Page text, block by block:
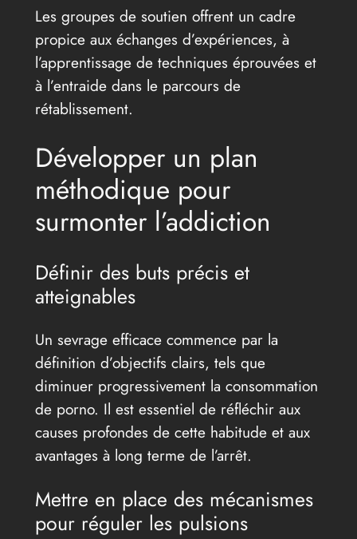
Les groupes de soutien offrent un cadre
propice aux échanges d’expériences, à
l’apprentissage de techniques éprouvées et
à l’entraide dans le parcours de
rétablissement.
Développer un plan
méthodique pour
surmonter l’addiction
Définir des buts précis et
atteignables
Un sevrage efficace commence par la
définition d’objectifs clairs, tels que
diminuer progressivement la consommation
de porno. Il est essentiel de réfléchir aux
causes profondes de cette habitude et aux
avantages à long terme de l’arrêt.
Mettre en place des mécanismes
pour réguler les pulsions